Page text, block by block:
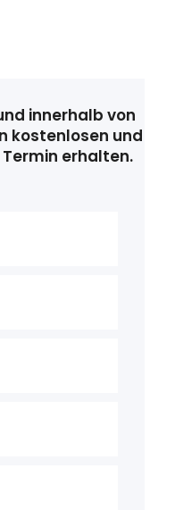
innerhalb von
kostenlosen und
erhalten.